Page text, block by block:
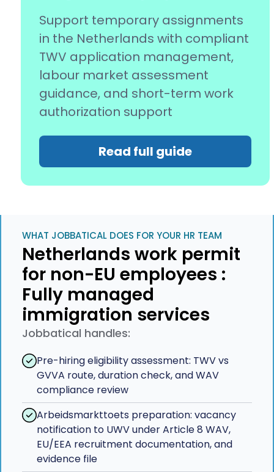
Support temporary assignments
in the Netherlands with compliant
TWV application management,
labour market assessment
guidance, and short-term work
authorization support
Read full guide
WHAT JOBBATICAL DOES FOR YOUR HR TEAM
Netherlands work permit
for non-EU employees :
Fully managed
immigration services
Jobbatical handles:
Pre-hiring eligibility assessment: TWV vs
GVVA route, duration check, and WAV
compliance review
Arbeidsmarkttoets preparation: vacancy
notification to UWV under Article 8 WAV,
EU/EEA recruitment documentation, and
evidence file